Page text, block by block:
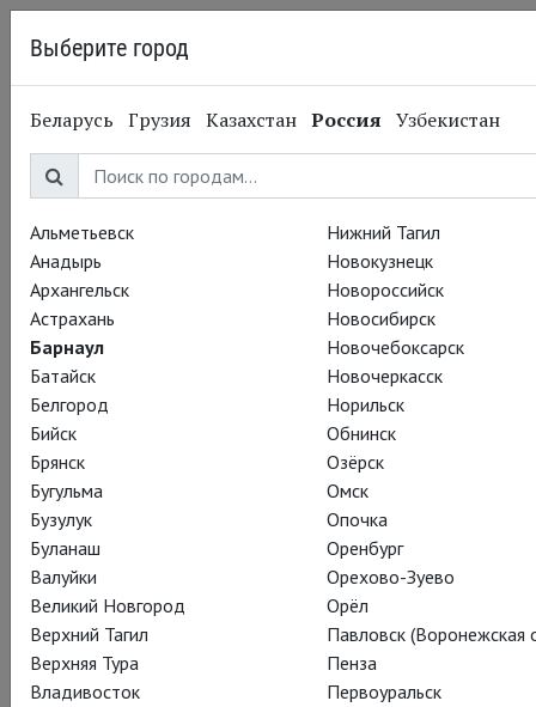
03.05.2016 Национальный театр
Вид с моста: 5
номинаций на премию
Тони
Объявлены номинанты на премию «Тони»!
Не только британских, но и американских театральных
критиков покорила постановка по пьесе Артура Миллера
«Вид с моста». В результате спектакль, переехавший в
прошлом году из лондонского театра «Янг Вик» на
Бродвей, получил 5 номинаций:
– лучшая мужская роль (Марк Стронг)
– лучший режиссер (Иво ван Хове)
– лучшая возобновленная пьеса
– лучший дизайн сцены (Ян Версвейвелд)
– лучший свет (Ян Версвейвелд)
Выберите город
Беларусь Грузия Казахстан Россия Узбекистан
Альметьевск
Анадырь
Архангельск
Астрахань
Барнаул
Батайск
Белгород
Бийск
Брянск
Бугульма
Бузулук
Буланаш
Валуйки
Великий Новгород
Верхний Тагил
Верхняя Тура
Владивосток
Нижний Тагил
Новокузнецк
Новороссийск
Новосибирск
Новочебоксарск
Новочеркасск
Норильск
Обнинск
Озёрск
Омск
Опочка
Оренбург
Орехово-Зуево
Орёл
Павловск (Воронежская
Пенза
Первоуральск